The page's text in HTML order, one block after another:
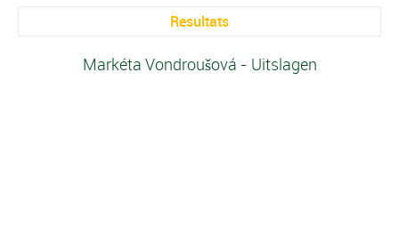
Resultats
Markéta Vondroušová - Uitslagen